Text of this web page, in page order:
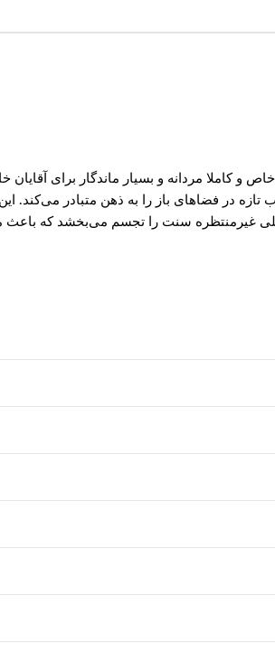
در فضاهای باز را به ذهن متبادر می‌کند.
غیرمنتظره سنت را تجسم می‌بخشد که باعث